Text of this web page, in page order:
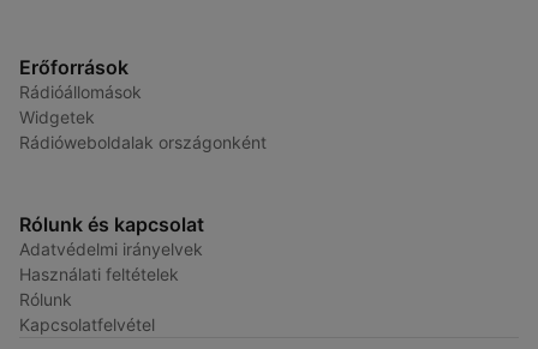
Erőforrások
Rádióállomások
Widgetek
Rádióweboldalak országonként
Rólunk és kapcsolat
Adatvédelmi irányelvek
Használati feltételek
Rólunk
Kapcsolatfelvétel